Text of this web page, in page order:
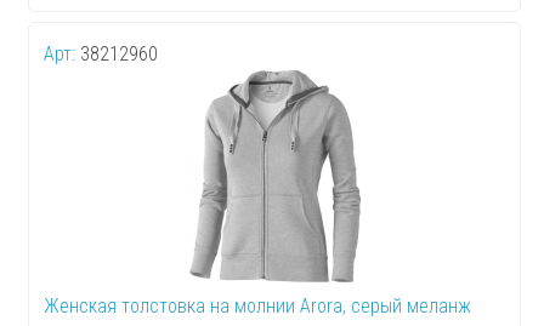
Арт: 38212960
Женская толстовка на молнии Arora, серый меланж